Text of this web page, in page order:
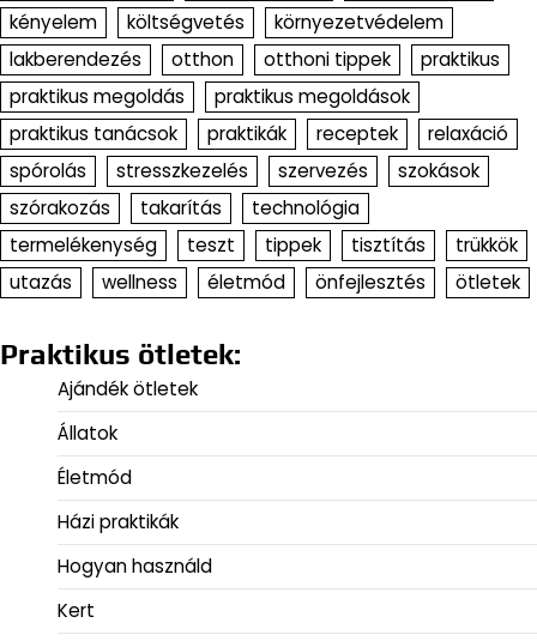
kényelem
költségvetés
környezetvédelem
lakberendezés
otthon otthoni tippek
praktikus
praktikus megoldás
praktikus megoldások
praktikus tanácsok
praktikák receptek
relaxáció
spórolás
stresszkezelés szervezés
szokások
szórakozás
takarítás
technológia
termelékenység
teszt tippek tisztítás
trükkök
utazás
wellness életmód önfejlesztés ötletek
Praktikus ötletek:
Ajándék ötletek
Állatok
Életmód
Házi praktikák
Hogyan használd
Kert